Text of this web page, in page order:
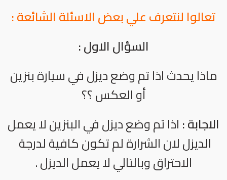
تعالوا لنتعرف علي بعض الاسئلة الشائعة :
السؤال الاول :
ماذا يحدث اذا تم وضع ديزل في سيارة بنزين
أو العكس ؟؟
الاجابة : اذا تم وضع ديزل في البنزين لا يعمل
الديزل لان الشرارة لم تكون كافية لدرجة
الاحتراق وبالتالي لا يعمل الديزل .